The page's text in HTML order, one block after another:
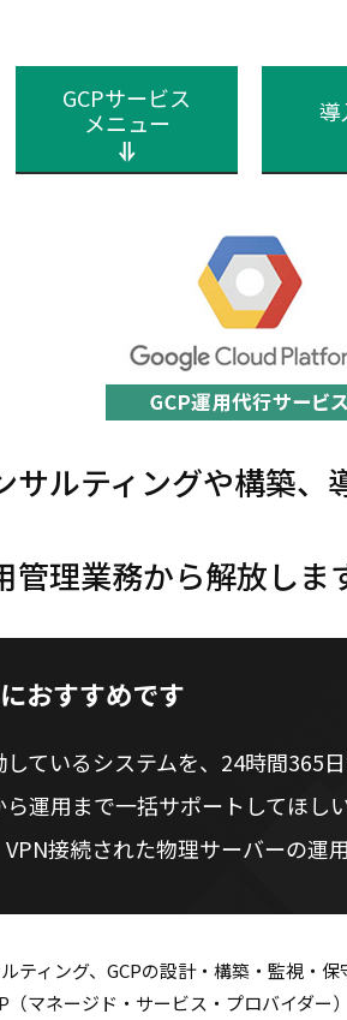
GCPサービス
メニュー
導
サルティングや構築、
理業務から解放しま
おすすめです
しているシステムを、24時間365
ら運用まで一括サポートしてほし
VPN接続された物理サーバーの運
ティング、GCPの設計・構築・監視・
マネージド・サービス・プロバイダー